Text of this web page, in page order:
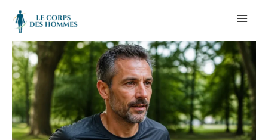
Aller
contenu